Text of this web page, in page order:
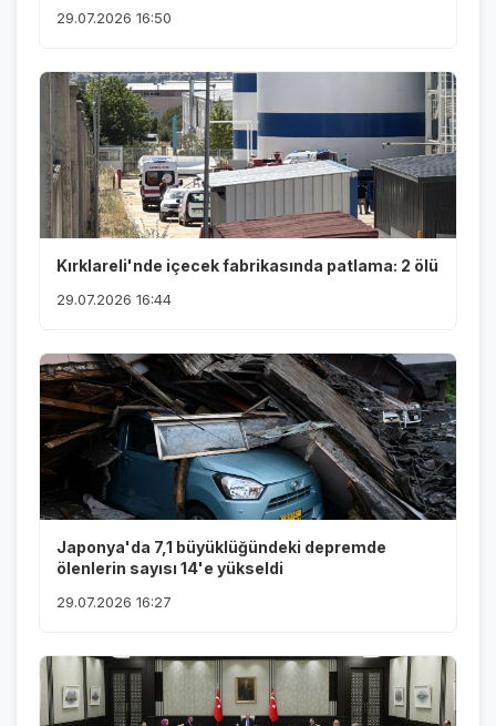
29.07.2026 16:50
Kırklareli'nde içecek fabrikasında patlama: 2 ölü
29.07.2026 16:44
Japonya'da 7,1 büyüklüğündeki depremde
ölenlerin sayısı 14'e yükseldi
29.07.2026 16:27